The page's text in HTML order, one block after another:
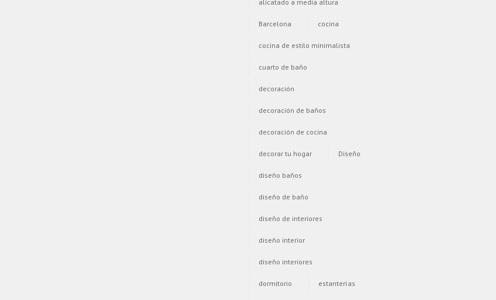
alicatado a media altura
Barcelona cocina
cocina de estilo minimalista
cuarto de baño
decoración
decoración de baños
decoración de cocina
decorar tu hogar Diseño
diseño baños
diseño de baño
diseño de interiores
diseño interior
diseño interiores
dormitorio estanterías